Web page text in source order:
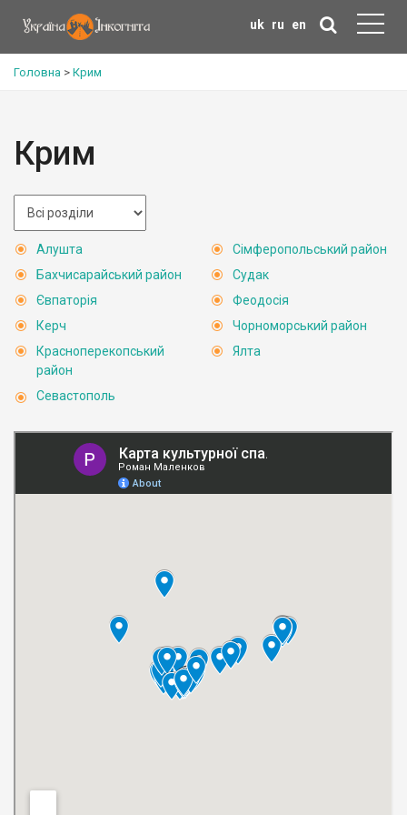
uk ru en
Головна > Крим
Крим
Алушта
Бахчисарайський район
Євпаторія
Керч
Красноперекопський
район
Севастополь
Сімферопольський район
Судак
Феодосія
Чорноморський район
Ялта